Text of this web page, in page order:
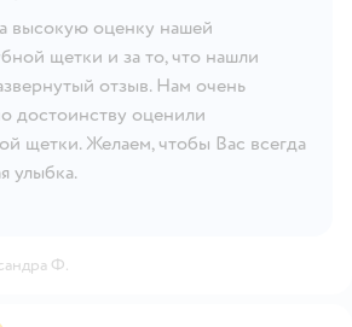
высокую оценку нашей
щетки и за то, что нашли
отзыв. Нам очень
достоинству оценили
щетки. Желаем, чтобы Вас всегда
улыбка.
Ф.